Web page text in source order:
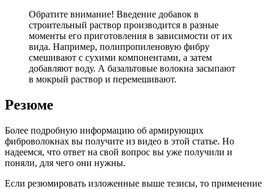
Обратите внимание! Введение добавок в
строительный раствор производится в разные
моменты его приготовления в зависимости от их
вида. Например, полипропиленовую фибру
смешивают с сухими компонентами, а затем
добавляют воду. А базальтовые волокна засыпают
в мокрый раствор и перемешивают.
Резюме
Более подробную информацию об армирующих
фиброволокнах вы получите из видео в этой статье. Но
надеемся, что ответ на свой вопрос вы уже получили и
поняли, для чего они нужны.
Если резюмировать изложенные выше тезисы, то применение